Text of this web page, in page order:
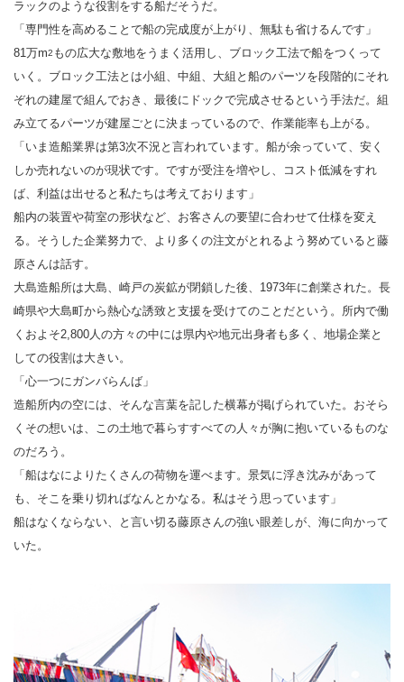
ラックのような役割をする船だそうだ。
「専門性を高めることで船の完成度が上がり、無駄も省けるんです」
81万m2 もの広大な敷地をうまく活用し、ブロック工法で船をつくって
いく。ブロック工法とは小組、中組、大組と船のパーツを段階的にそれ
ぞれの建屋で組んでおき、最後にドックで完成させるという手法だ。組
み立てるパーツが建屋ごとに決まっているので、作業能率も上がる。
「いま造船業界は第3次不況と言われています。船が余っていて、安く
しか売れないのが現状です。ですが受注を増やし、コスト低減をすれ
ば、利益は出せると私たちは考えております」
船内の装置や荷室の形状など、お客さんの要望に合わせて仕様を変え
る。そうした企業努力で、より多くの注文がとれるよう努めていると藤
原さんは話す。
大島造船所は大島、崎戸の炭鉱が閉鎖した後、1973年に創業された。長
崎県や大島町から熱心な誘致と支援を受けてのことだという。所内で働
くおよそ2,800人の方々の中には県内や地元出身者も多く、地場企業と
しての役割は大きい。
「心一つにガンバらんば」
造船所内の空には、そんな言葉を記した横幕が掲げられていた。おそら
くその想いは、この土地で暮らすすべての人々が胸に抱いているものな
のだろう。
「船はなによりたくさんの荷物を運べます。景気に浮き沈みがあって
も、そこを乗り切ればなんとかなる。私はそう思っています」
船はなくならない、と言い切る藤原さんの強い眼差しが、海に向かって
いた。